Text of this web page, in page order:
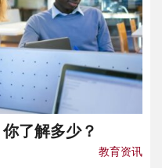
了解多少？
教育资讯